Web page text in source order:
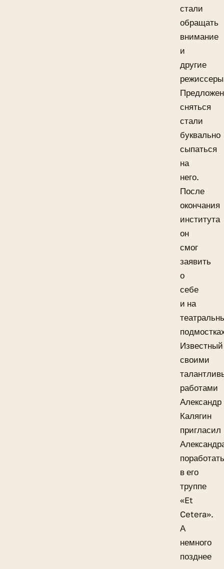
стали
обращать
внимание
и
другие
сняться
стали
буквально
сыпаться
на
него.
После
окончания
института
он
смог
заявить
о
себе
и на
Известный
своими
работами
Александр
Калягин
пригласил
поработать
в его
труппе
«Et
Cetera».
А
немного
позднее